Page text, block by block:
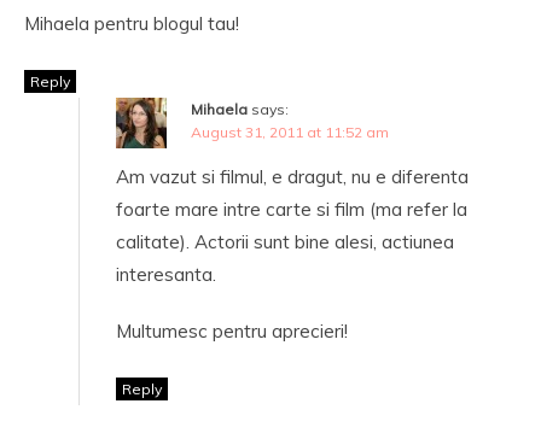
Mihaela pentru blogul tau!
Reply
Mihaela says:
August 31, 2011 at 11:52 am
Am vazut si filmul, e dragut, nu e diferenta
foarte mare intre carte si film (ma refer la
calitate). Actorii sunt bine alesi, actiunea
interesanta.
Multumesc pentru aprecieri!
Reply